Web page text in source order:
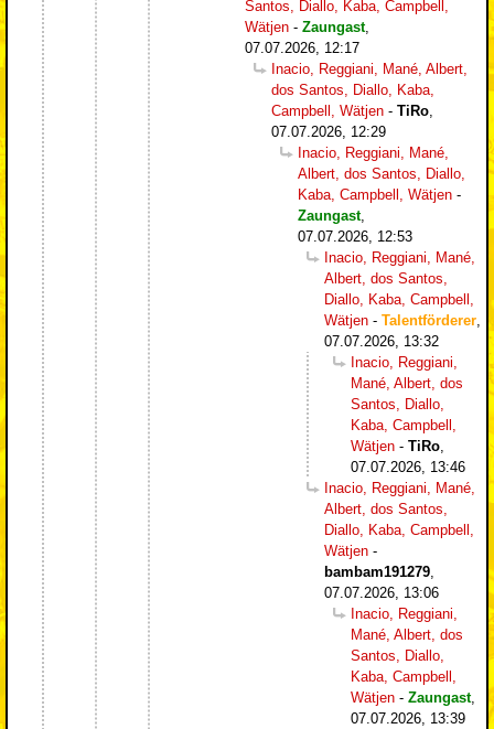
Santos, Diallo, Kaba, Campbell,
Wätjen - Zaungast,
07.07.2026, 12:17
Inacio, Reggiani, Mané, Albert,
dos Santos, Diallo, Kaba,
Campbell, Wätjen - TiRo,
07.07.2026, 12:29
Inacio, Reggiani, Mané,
Albert, dos Santos, Diallo,
Kaba, Campbell, Wätjen -
Zaungast,
07.07.2026, 12:53
Inacio, Reggiani, Mané,
Albert, dos Santos,
Diallo, Kaba, Campbell,
Wätjen - Talentförderer,
07.07.2026, 13:32
Inacio, Reggiani,
Mané, Albert, dos
Santos, Diallo,
Kaba, Campbell,
Wätjen - TiRo,
07.07.2026, 13:46
Inacio, Reggiani, Mané,
Albert, dos Santos,
Diallo, Kaba, Campbell,
Wätjen -
bambam191279,
07.07.2026, 13:06
Inacio, Reggiani,
Mané, Albert, dos
Santos, Diallo,
Kaba, Campbell,
Wätjen - Zaungast,
07.07.2026, 13:39